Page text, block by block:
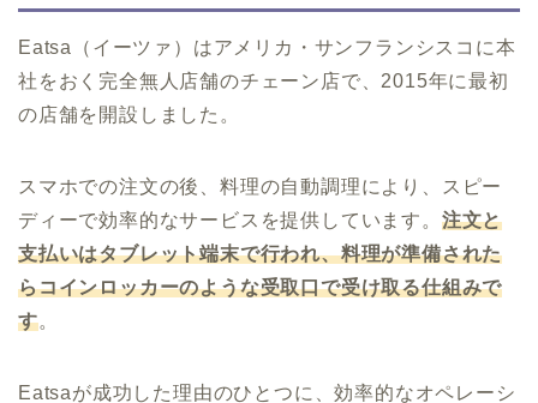
Eatsa（イーツァ）はアメリカ・サンフランシスコに本
社をおく完全無人店舗のチェーン店で、2015年に最初
の店舗を開設しました。
スマホでの注文の後、料理の自動調理により、スピー
ディーで効率的なサービスを提供しています。 注文と
支払いはタブレット端末で行われ、料理が準備された
らコインロッカーのような受取口で受け取る仕組みで
す。
Eatsaが成功した理由のひとつに、効率的なオペレーシ